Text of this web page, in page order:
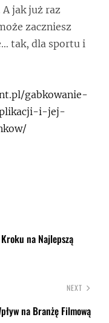
jak już raz
zaczniesz
tak, dla sportu i
gabkowanie-
i-jej-
na Najlepszą
NEXT
na Branżę Filmową